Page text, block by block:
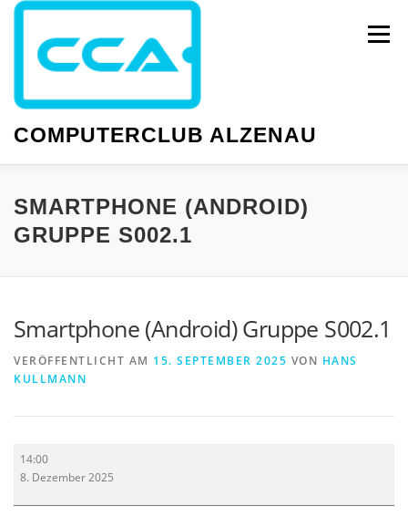
Zum
springen
COMPUTERCLUB ALZENAU
Menü
NEWS PC-KURSE SMARTPHONE-KURSE
SMARTPHONE (ANDROID)
GRUPPE S002.1
Smartphone (Android) Gruppe S002.1
VERÖFFENTLICHT AM 15. SEPTEMBER 2025 VON HANS
KULLMANN
Smartphone
(Android)
S002.1
14:00
8. Dezember 2025